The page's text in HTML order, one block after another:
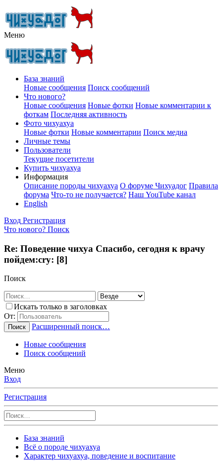
Меню
База знаний
Новые сообщения Поиск сообщений
Что нового?
Новые сообщения Новые фотки Новые комментарии к
фоткам Последняя активность
Фото чихуахуа
Новые фотки Новые комментарии Поиск медиа
Личные темы
Пользователи
Текущие посетители
Купить чихуахуа
Информация
Описание породы чихуахуа О форуме Чихуадог Правила
форума Что-то не получается? Наш YouTube канал
English
Вход Регистрация
Что нового? Поиск
Re: Поведение чихуа Спасибо, сегодня к врачу
пойдем:cry: [8]
Поиск
Искать только в заголовках
От:
Поиск Расширенный поиск…
Новые сообщения
Поиск сообщений
Меню
Вход
Регистрация
База знаний
Всё о породе чихуахуа
Характер чихуахуа, поведение и воспитание